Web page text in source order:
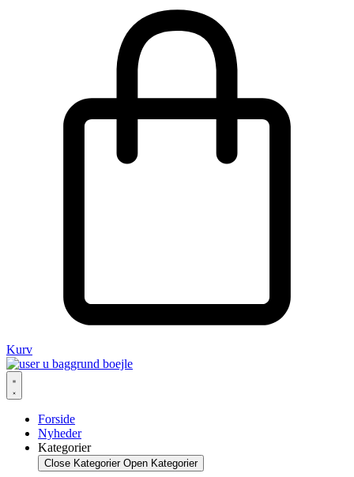
Kurv
Forside
Nyheder
Kategorier
Close Kategorier Open Kategorier